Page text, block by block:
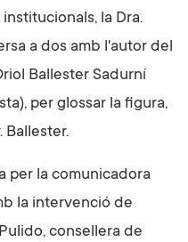
la Dra.
a dos amb l'autor del
Ballester Sadurní
per glossar la figura,
Ballester.
per la comunicadora
la intervenció de
consellera de